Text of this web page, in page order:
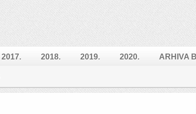
2017. 2018. 2019. 2020. ARHIVA